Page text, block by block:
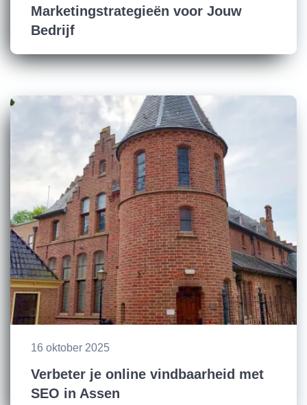
Marketingstrategieën voor Jouw
Bedrijf
16 oktober 2025
Verbeter je online vindbaarheid met
SEO in Assen